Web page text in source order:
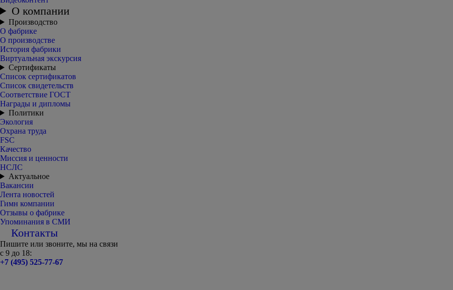
О компании
Производство
О фабрике
О производстве
История фабрики
Виртуальная экскурсия
Сертификаты
Список сертификатов
Список свидетельств
Соответствие ГОСТ
Награды и дипломы
Политики
Экология
Охрана труда
FSC
Качество
Миссия и ценности
НСЛС
Актуальное
Вакансии
Лента новостей
Гимн компании
Отзывы о фабрике
Упоминания в СМИ
Контакты
Пишите или звоните, мы на связи
с 9 до 18:
+7 (495) 525-77-67